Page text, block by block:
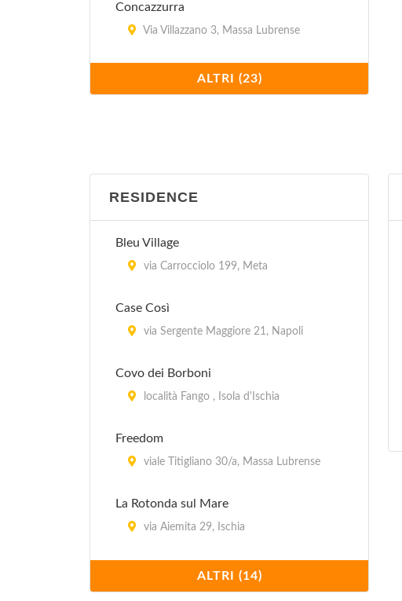
Concazzurra
Via Villazzano 3, Massa Lubrense
Eurocamping dei Pini
Via Delle Ginestre 29, Ischia
I Pini
International
Domiziana al km 16 a Ovest di Giugliano in
C. sulla litoranea che sale da Pozzuoli, a m
Mirage
Nube d'Argento
ALTRI (23)
RESIDENCE
Bleu Village
via Carrocciolo 199, Meta
Case Così
via Sergente Maggiore 21, Napoli
Covo dei Borboni
località Fango , Isola d'Ischia
Freedom
viale Titigliano 30/a, Massa Lubrense
La Rotonda sul Mare
via Aiemita 29, Ischia
via Mergellina 35 b, Napoli
ALTRI (14)